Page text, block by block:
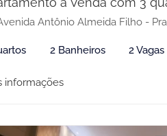
Antônio Almeida Filho - Praia de
2 Banheiros 2 Vagas
informações